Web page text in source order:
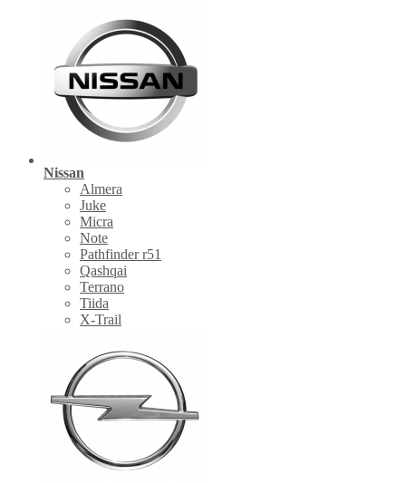
Nissan
Almera
Juke
Micra
Note
Pathfinder r51
Qashqai
Terrano
Tiida
X-Trail